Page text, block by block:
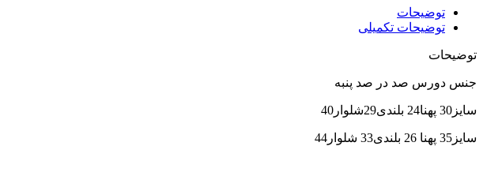
توضیحات
توضیحات تکمیلی
توضیحات
جنس دورس صد در صد پنبه
سایز30 پهنا24 بلندی29شلوار40
سایز35 پهنا 26 بلندی33 شلوار44